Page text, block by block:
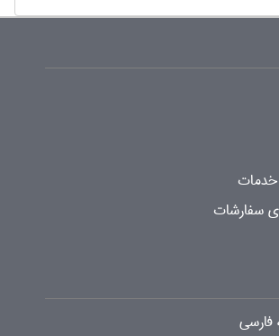
سفارشات
فارسی